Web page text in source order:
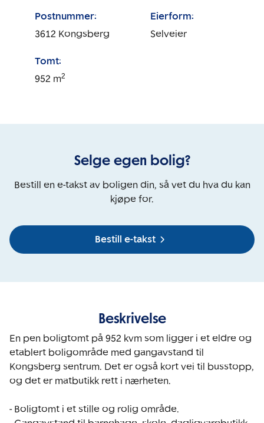
Postnummer:
3612 Kongsberg
Eierform:
Selveier
Tomt:
952 m2
Selge egen bolig?
Bestill en e-takst av boligen din, så vet du hva du kan
kjøpe for.
Bestill e-takst
Beskrivelse
En pen boligtomt på 952 kvm som ligger i et eldre og
etablert boligområde med gangavstand til
Kongsberg sentrum. Det er også kort vei til busstopp,
og det er matbutikk rett i nærheten.
- Boligtomt i et stille og rolig område.